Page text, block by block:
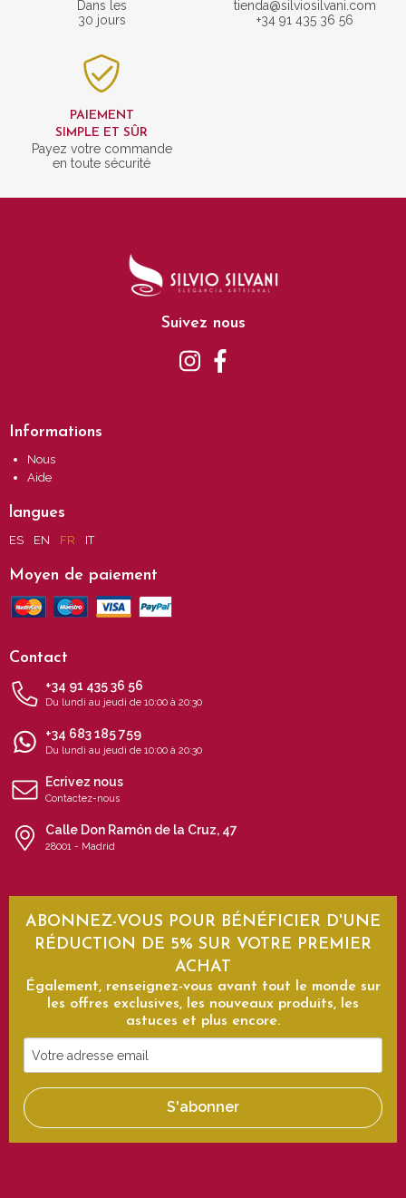
Dans les
30 jours
tienda@silviosilvani.com
+34 91 435 36 56
PAIEMENT
SIMPLE ET SÛR
Payez votre commande
en toute sécurité
Suivez nous
Informations
Nous
Aide
langues
ES EN FR IT
Moyen de paiement
Contact
+34 91 435 36 56
Du lundi au jeudi de 10:00 à 20:30
+34 683 185 759
Du lundi au jeudi de 10:00 à 20:30
Ecrivez nous
Contactez-nous
Calle Don Ramón de la Cruz, 47
28001 - Madrid
ABONNEZ-VOUS POUR BÉNÉFICIER D'UNE
RÉDUCTION DE 5% SUR VOTRE PREMIER
ACHAT
Également, renseignez-vous avant tout le monde sur
les offres exclusives, les nouveaux produits, les
astuces et plus encore.
Votre
adresse
email
S'abonner